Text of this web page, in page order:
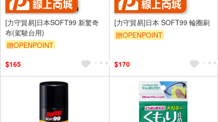
[力守貿易]日本SOFT99 新驚奇
布(駕駛台用)
贈OPENPOINT
$165
[力守貿易]日本 SOFT99 輪圈刷
贈OPENPOINT
$170